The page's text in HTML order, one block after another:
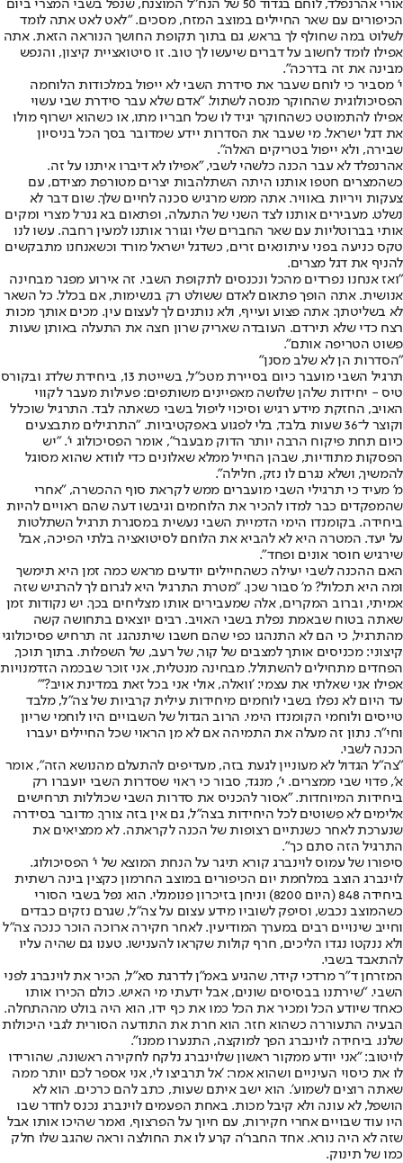
אורי אהרנפלד, לוחם בגדוד 50 של הנח"ל המוצנח, שנפל בשבי המצרי ביום
הכיפורים עם שאר החיילים במוצב המזח, מסכים. "לאט לאט אתה לומד
לשלוט במה שחולף לך בראש, גם בתוך תקופת החושך הנוראה הזאת. אתה
אפילו לומד לחשוב על דברים שיעשו לך טוב. זו סיטואציית קיצון, והנפש
מבינה את זה בדרכה".
י' מסביר כי לוחם שעבר את סידרת השבי לא ייפול במלכודות הלוחמה
הפסיכולוגית שהחוקר מנסה לשתול. "אדם שלא עבר סידרת שבי עשוי
אפילו להתמוטט כשהחוקר יגיד לו שכל חבריו מתו, או כשהוא ישרוף מולו
את דגל ישראל. מי שעבר את הסדרות יידע שמדובר בסך הכל בניסיון
שבירה, ולא ייפול בטריקים האלה".
אהרנפלד לא עבר הכנה כלשהי לשבי, "אפילו לא דיברו איתנו על זה.
כשהמצרים חטפו אותנו היתה השתלהבות יצרים מטורפת מצידם, עם
צעקות ויריות באוויר. אתה ממש מרגיש סכנה לחיים שלך. שום דבר לא
נשלט. מעבירים אותנו לצד השני של התעלה, ופתאום בא גנרל מצרי ומקים
אותי בברוטליות עם שאר החברים שלי וגורר אותנו למעין רחבה. עשו לנו
טקס כניעה בפני עיתונאים זרים, כשדגל ישראל מורד וכשאנחנו מתבקשים
להניף את דגל מצרים.
"ואז אנחנו נפרדים מהכל ונכנסים לתקופת השבי. זה אירוע מפגר מבחינה
אנושית. אתה הופך פתאום לאדם ששולט רק בנשימות, אם בכלל. כל השאר
לא בשליטתך. אתה פצוע ועייף, ולא נותנים לך לעצום עין. מכים אותך מכות
רצח כדי שלא תירדם. העובדה שאריק שרון חצה את התעלה באותן שעות
פשוט הטריפה אותם".
"הסדרות הן לא שלב מסנן"
תרגיל השבי מועבר כיום בסיירת מטכ"ל, בשייטת 13, ביחידת שלדג ובקורס
טיס - יחידות שלהן שלושה מאפיינים משותפים: פעילות מעבר לקווי
האויב, החזקת מידע רגיש וסיכוי ליפול בשבי כשאתה לבד. התרגיל שוכלל
וקוצר ל־36 שעות בלבד, בלי לפגוע באפקטיביות. "התרגילים מתבצעים
כיום תחת פיקוח הרבה יותר הדוק מבעבר", אומר הפסיכולוג י'. "יש
הפסקות מתודיות, שבהן החייל ממלא שאלונים כדי לוודא שהוא מסוגל
להמשיך, ושלא נגרם לו נזק, חלילה".
מ' מעיד כי תרגילי השבי מועברים ממש לקראת סוף ההכשרה, "אחרי
שהמפקדים כבר למדו להכיר את הלוחמים וגיבשו דעה שהם ראויים להיות
ביחידה. בקומנדו הימי הדמיית השבי נעשית במסגרת תרגיל השתלטות
על יעד. המטרה היא לא להביא את הלוחם לסיטואציה בלתי הפיכה, אבל
שירגיש חוסר אונים ופחד".
האם ההכנה לשבי יעילה כשהחיילים יודעים מראש כמה זמן היא תימשך
ומה היא תכלול? מ' סבור שכן. "מטרת התרגיל היא לגרום לך להרגיש שזה
אמיתי, וברוב המקרים, אלה שמעבירים אותו מצליחים בכך. יש נקודות זמן
שאתה בטוח שבאמת נפלת בשבי האויב. רבים יוצאים בתחושה קשה
מהתרגיל, כי הם לא התנהגו כפי שהם חשבו שיתנהגו. זה תרחיש פסיכולוגי
קיצוני: מכניסים אותך למצבים של קור, של רעב, של השפלות. בתוך תוכך,
הפחדים מתחילים להשתולל. מבחינה מנטלית, אני זוכר שבכמה הזדמנויות
אפילו אני שאלתי את עצמי: 'וואלה, אולי אני בכל זאת במדינת אויב?'"
עד היום לא נפלו בשבי לוחמים מיחידות עילית קרביות של צה"ל, מלבד
טייסים ולוחמי הקומנדו הימי. הרוב הגדול של השבויים היו לוחמי שריון
וחי"ר. נתון זה מעלה את התמיהה אם לא מן הראוי שכל החיילים יעברו
הכנה לשבי.
"צה"ל הגדול לא מעוניין לגעת בזה, מעדיפים להתעלם מהנושא הזה", אומר
א', פדוי שבי ממצרים. י', מנגד, סבור כי ראוי שסדרות השבי יועברו רק
ביחידות המיוחדות. "אסור להכניס את סדרות השבי שכוללות תרחישים
אלימים לא פשוטים לכל היחידות בצה"ל, גם אין בזה צורך. מדובר בסידרה
שנערכת לאחר כשנתיים רצופות של הכנה לקראתה. לא ממציאים את
התרגיל הזה סתם כך".
סיפורו של עמוס לוינברג קורא תיגר על הנחת המוצא של י' הפסיכולוג.
לוינברג הוצב במלחמת יום הכיפורים במוצב החרמון כקצין בינה רשתית
ביחידה 848 (היום 8200) וניחן בזיכרון פנומנלי. הוא נפל בשבי הסורי
כשהמוצב נכבש, וסיפק לשוביו מידע עצום על צה"ל, שגרם נזקים כבדים
וחייב שינויים רבים במערך המודיעין. לאחר חקירה ארוכה הוכר כנכה צה"ל
ולא ננקטו נגדו הליכים, חרף קולות שקראו להענישו. טענו גם שהיה עליו
להתאבד בשבי.
המזרחן ד"ר מרדכי קידר, שהגיע באמ"ן לדרגת סא"ל, הכיר את לוינברג לפני
השבי. "שירתנו בבסיסים שונים, אבל ידעתי מי האיש. כולם הכירו אותו
כאחד שיודע הכל ומכיר את הכל כמו את כף ידו, הוא היה בולט מההתחלה.
הבעיה התעוררה כשהוא חזר. הוא חרת את התודעה הסורית לגבי היכולות
שלנו. ביחידה לוינברג הפך למוקצה, התנערו ממנו".
לויטוב: "אני יודע ממקור ראשון שלוינברג נלקח לחקירה ראשונה, שהורידו
לו את כיסוי העיניים ושהוא אמר: 'אל תרביצו לי, אני אספר לכם יותר ממה
שאתה רוצים לשמוע'. הוא ישב איתם שעות, כתב להם כרכים. הוא לא
הושפל, לא עונה ולא קיבל מכות. באחת הפעמים לוינברג נכנס לחדר שבו
היו עוד שבויים אחרי חקירות, עם חיוך על הפרצוף, ואמר שהיכו אותו אבל
שזה לא היה נורא. אחד החבר'ה קרע לו את החולצה וראה שהגב שלו חלק
כמו של תינוק.